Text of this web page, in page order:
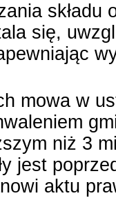
składu
się,
mowa w
niż 3
jest
aktu